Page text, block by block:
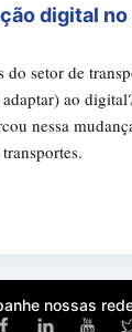
digital
do setor de
ao
nessa
nossas